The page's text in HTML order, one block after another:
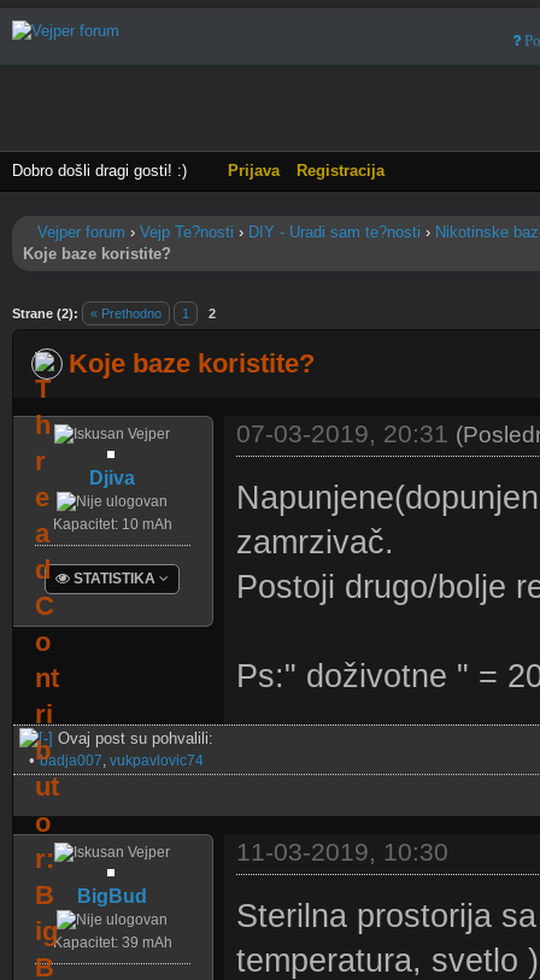
Dobro došli dragi gosti! :) Prijava Registracija
Vejper forum › Vejp Te?nosti › DIY - Uradi sam te?nosti › Nikotinske
Koje baze koristite?
Strane (2): « Prethodno 1 2
Koje baze koristite?
Djiva
Kapacitet: 10 mAh
STATISTIKA
Lokacija: Subotica
Primljenih Pohvala:
20 u 10 poruke
Datih Pohvala: 44
Ugled:0
Forum Valuta:
Pu??
View All
Achievements
07-03-2019, 20:31
zamrzivač.
Postoji drugo/bolje
Ps:" doživotne " =
Ovaj post su pohvalili:
•badja007, vukpavlovic74
BigBud
Kapacitet: 39 mAh
11-03-2019, 10:30
Sterilna prostorija
temperatura, svetlo